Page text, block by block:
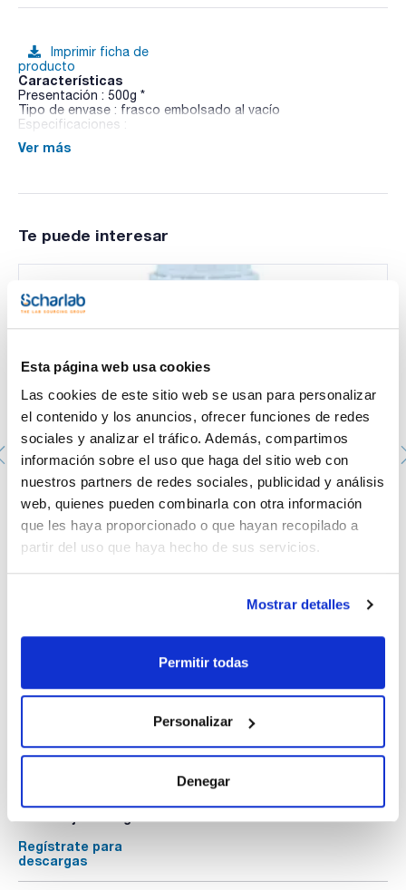
Esta página web usa cookies
Las cookies de este sitio web se usan para personalizar
el contenido y los anuncios, ofrecer funciones de redes
sociales y analizar el tráfico. Además, compartimos
información sobre el uso que haga del sitio web con
nuestros partners de redes sociales, publicidad y análisis
web, quienes pueden combinarla con otra información
que les haya proporcionado o que hayan recopilado a
partir del uso que haya hecho de sus servicios.
Mostrar detalles
Permitir todas
Personalizar
Denegar
Imprimir ficha de
producto
Características
Presentación : 500g *
Tipo de envase : frasco embolsado al vacío
Especificaciones :
02-257
deshidratada del medio se necesita añadir Polisorbato 80
Ver más
Te puede interesar
Tween® 80, EssentQ®
TW00800100
Envase: x 100 ml :: Botella de vidrio
Disponibilidad: Ver stock
Mi precio: Comprar
Documentación técnica
TDS / Ficha técnica
descargas
COA
Regístrate para
descargas
Regístrate para
descargas